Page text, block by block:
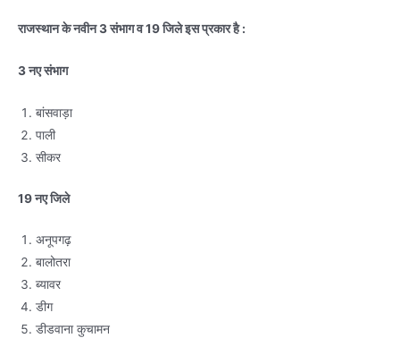
राजस्थान के नवीन 3 संभाग व 19 जिले इस प्रकार है :
3 नए संभाग
बांसवाड़ा
पाली
सीकर
19 नए जिले
अनूपगढ़
बालोतरा
ब्यावर
डीग
डीडवाना कुचामन